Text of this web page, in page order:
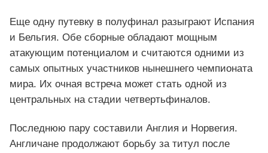
Еще одну путевку в полуфинал разыграют Испания
и Бельгия. Обе сборные обладают мощным
атакующим потенциалом и считаются одними из
самых опытных участников нынешнего чемпионата
мира. Их очная встреча может стать одной из
центральных на стадии четвертьфиналов.
Последнюю пару составили Англия и Норвегия.
Англичане продолжают борьбу за титул после